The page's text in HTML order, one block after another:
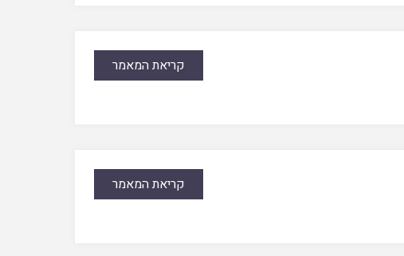
קריאת המאמר
קריאת המאמר